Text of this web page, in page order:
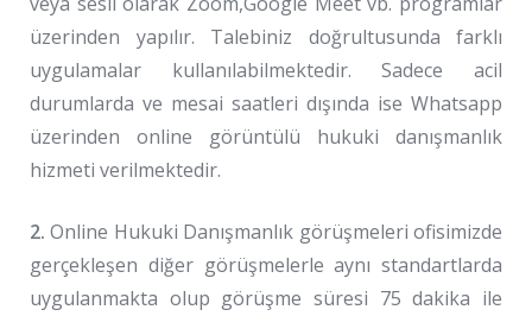
üzerinden yapılır. Talebiniz doğrultusunda farklı
uygulamalar kullanılabilmektedir. Sadece acil
durumlarda ve mesai saatleri dışında ise Whatsapp
üzerinden online görüntülü hukuki danışmanlık
hizmeti verilmektedir.
2. Online Hukuki Danışmanlık görüşmeleri ofisimizde
gerçekleşen diğer görüşmelerle aynı standartlarda
uygulanmakta olup görüşme süresi 75 dakika ile